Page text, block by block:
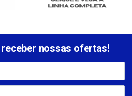
nossas ofertas!